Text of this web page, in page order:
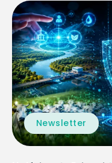
Newsletter